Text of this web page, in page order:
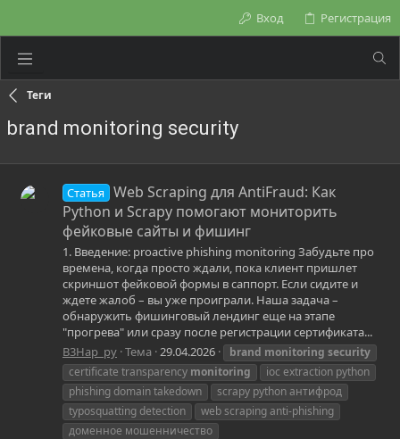
Вход Регистрация
Теги
brand monitoring security
Статья
Web Scraping для AntiFraud: Как
Python и Scrapy помогают мониторить
фейковые сайты и фишинг
1. Введение: proactive phishing monitoring Забудьте про
времена, когда просто ждали, пока клиент пришлет
скриншот фейковой формы в саппорт. Если сидите и
ждете жалоб – вы уже проиграли. Наша задача –
обнаружить фишинговый лендинг еще на этапе
"прогрева" или сразу после регистрации сертификата...
B3Hap_py Тема 29.04.2026 brand monitoring security
certificate transparency monitoring
ioc extraction python
phishing domain takedown
scrapy python антифрод
typosquatting detection
web scraping anti-phishing
доменное мошенничество